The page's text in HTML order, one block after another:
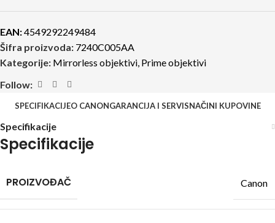
EAN:4549292249484
Šifra proizvoda: 7240C005AA
Kategorije: Mirrorless objektivi, Prime objektivi
Follow:
SPECIFIKACIJEO CANONGARANCIJA I SERVISNAČINI KUPOVINE
Specifikacije
Specifikacije
PROIZVOĐAČ Canon